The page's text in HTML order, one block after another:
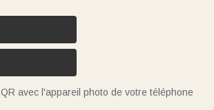
avec l'appareil photo de votre téléphone